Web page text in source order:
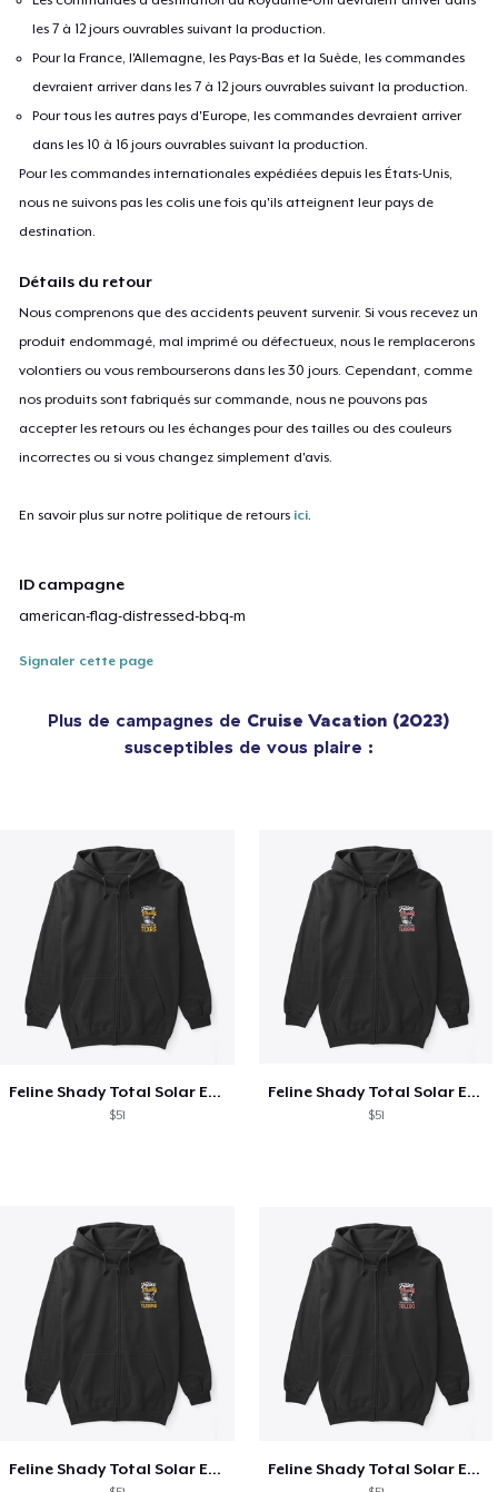
les 7 à 12 jours ouvrables suivant la production.
Pour la France, l'Allemagne, les Pays-Bas et la Suède, les commandes
devraient arriver dans les 7 à 12 jours ouvrables suivant la production.
Pour tous les autres pays d'Europe, les commandes devraient arriver
dans les 10 à 16 jours ouvrables suivant la production.
Pour les commandes internationales expédiées depuis les États-Unis,
nous ne suivons pas les colis une fois qu'ils atteignent leur pays de
destination.
Détails du retour
Nous comprenons que des accidents peuvent survenir. Si vous recevez un
produit endommagé, mal imprimé ou défectueux, nous le remplacerons
volontiers ou vous rembourserons dans les 30 jours. Cependant, comme
nos produits sont fabriqués sur commande, nous ne pouvons pas
accepter les retours ou les échanges pour des tailles ou des couleurs
incorrectes ou si vous changez simplement d'avis.
En savoir plus sur notre politique de retours ici.
ID campagne
american-flag-distressed-bbq-m
Signaler cette page
Plus de campagnes de Cruise Vacation (2023)
susceptibles de vous plaire :
Feline Shady Total Solar Eclipse Texas
$51
Feline Shady Total Solar Eclipse Tijuana
$51
Feline Shady Total Solar Eclipse Tijuana Feline Shady Total Solar Eclipse Toledo